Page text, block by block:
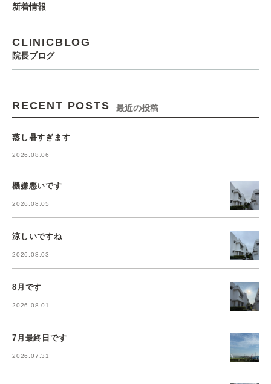
新着情報
CLINICBLOG
院長ブログ
RECENT POSTS 最近の投稿
蒸し暑すぎます
2026.08.06
機嫌悪いです
2026.08.05
涼しいですね
2026.08.03
8月です
2026.08.01
7月最終日です
2026.07.31